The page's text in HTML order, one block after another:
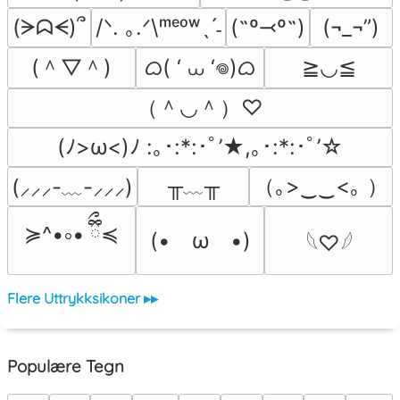
(ᗒᗣᗕ)՞ /ᐠ. ｡.ᐟ\ᵐᵉᵒʷˎˊ˗ (˶º⤙º˶)
(¬_¬”)
(＾▽＾)
ᜊ( ‘ ⩊ ‘𖦹)ᜊ
≧◡≦
（＾◡＾）♡
(ﾉ>ω<)ﾉ :｡･:*:･ﾟ’★,｡･:*:･ﾟ’☆
(⸝⸝⸝-﹏-⸝⸝⸝)
╥﹏╥
（｡>‿‿<｡ ）
≽^•༚• ྀིྀ≼
(•　ω　•) 𓆩♡𓆪
Flere Uttrykksikoner ▸▸
Populære Tegn